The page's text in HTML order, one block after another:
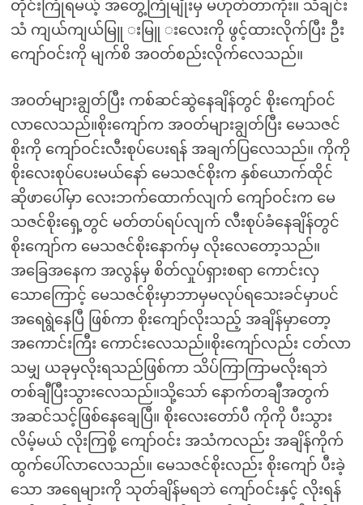
တိုင်းကြုံရမယ့် အတွေ့ကြုံမျိုးမှ မဟုတ်တာကိုး။ သီချင်း
သံ ကျယ်ကျယ်မြူ းမြူ းလေးကို ဖွင့်ထားလိုက်ပြီး ဦး
ကျော်ဝင်းကို မျက်စိ အဝတ်စည်းလိုက်လေသည်။
အဝတ်များချွတ်ပြီး ကစ်ဆင်ဆွဲနေချိန်တွင် စိုးကျော်ဝင်
လာလေသည်။စိုးကျော်က အဝတ်များချွတ်ပြီး မေသဇင်
စိုးကို ကျော်ဝင်းလီးစုပ်ပေးရန် အချက်ပြလေသည်။ ကိုကို
စိုးလေးစုပ်ပေးမယ်နော် မေသဇင်စိုးက နှစ်ယောက်ထိုင်
ဆိုဖာပေါ်မှာ လေးဘက်ထောက်လျက် ကျော်ဝင်းက မေ
သဇင်စိုးရှေ့တွင် မတ်တပ်ရပ်လျက် လီးစုပ်ခံနေချိန်တွင်
စိုးကျော်က မေသဇင်စိုးနောက်မှ လိုးလေတော့သည်။
အခြေအနေက အလွန်မှ စိတ်လှုပ်ရှားစရာ ကောင်းလှ
သောကြောင့် မေသဇင်စိုးမှာဘာမှမလုပ်ရသေးခင်မှာပင်
အရေရွဲနေပြီ ဖြစ်ကာ စိုးကျော်လိုးသည့် အချိန်မှာတော့
အကောင်းကြီး ကောင်းလေသည်။စိုးကျော်လည်း ငတ်လာ
သမျှ ယခုမှလိုးရသည်ဖြစ်ကာ သိပ်ကြာကြာမလိုးရဘဲ
တစ်ချီပြီးသွားလေသည်။သို့သော် နောက်တချီအတွက်
အဆင်သင့်ဖြစ်နေချေပြီ။ စိုးလေးတော်ပီ ကိုကို ပီးသွား
လိမ့်မယ် လိုးကြစို့ ကျော်ဝင်း အသံကလည်း အချိန်ကိုက်
ထွက်ပေါ်လာလေသည်။ မေသဇင်စိုးလည်း စိုးကျော် ပီးခဲ့
သော အရေများကို သုတ်ချိန်မရဘဲ ကျော်ဝင်းနှင့် လိုးရန်